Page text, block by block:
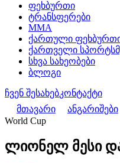
ფეხბურთი
ტრანსფერები
MMA
ქართული
ქართველი
სხვა სახეობები
ბლოგი
ჩვენ შესახებკონტაქტი
მთავარი
ანგარიშები
World Cup
ლიონელ მესი